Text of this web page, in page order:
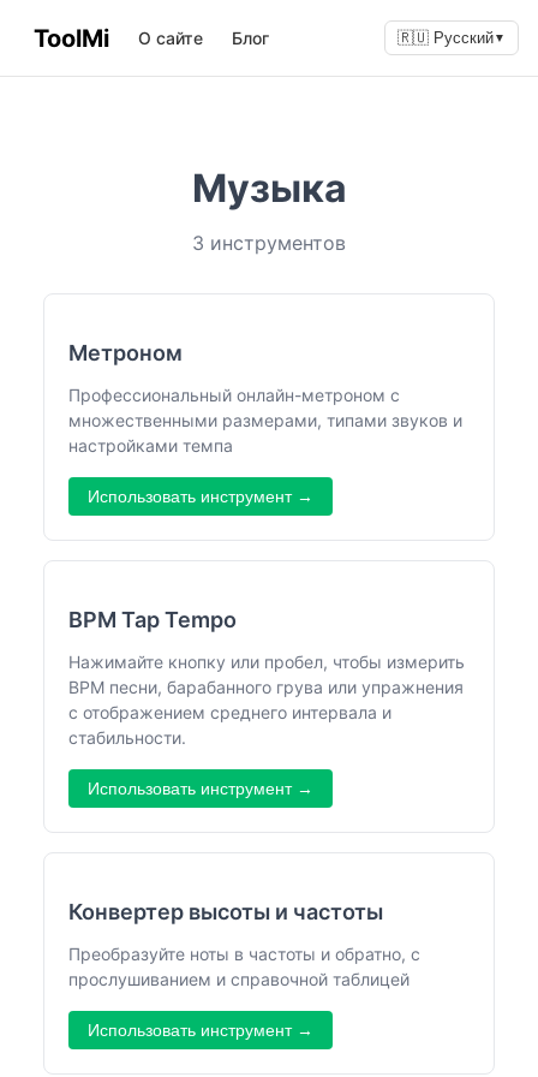
ToolMi О сайте Блог 🇷🇺 Русский▼
Музыка
3 инструментов
Метроном
Профессиональный онлайн-метроном с
множественными размерами, типами звуков и
настройками темпа
Использовать инструмент →
BPM Tap Tempo
Нажимайте кнопку или пробел, чтобы измерить
BPM песни, барабанного грува или упражнения
с отображением среднего интервала и
стабильности.
Использовать инструмент →
Конвертер высоты и частоты
Преобразуйте ноты в частоты и обратно, с
прослушиванием и справочной таблицей
Использовать инструмент →